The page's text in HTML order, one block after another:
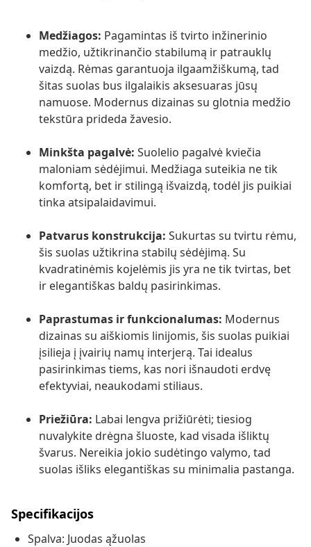
Medžiagos: Pagamintas iš tvirto inžinerinio
medžio, užtikrinančio stabilumą ir patrauklų
vaizdą. Rėmas garantuoja ilgaamžiškumą, tad
šitas suolas bus ilgalaikis aksesuaras jūsų
namuose. Modernus dizainas su glotnia medžio
tekstūra prideda žavesio.
Minkšta pagalvė: Suolelio pagalvė kviečia
maloniam sėdėjimui. Medžiaga suteikia ne tik
komfortą, bet ir stilingą išvaizdą, todėl jis puikiai
tinka atsipalaidavimui.
Patvarus konstrukcija: Sukurtas su tvirtu rėmu,
šis suolas užtikrina stabilų sėdėjimą. Su
kvadratinėmis kojelėmis jis yra ne tik tvirtas, bet
ir elegantiškas baldų pasirinkimas.
Paprastumas ir funkcionalumas: Modernus
dizainas su aiškiomis linijomis, šis suolas puikiai
įsilieja į įvairių namų interjerą. Tai idealus
pasirinkimas tiems, kas nori išnaudoti erdvę
efektyviai, neaukodami stiliaus.
Priežiūra: Labai lengva prižiūrėti; tiesiog
nuvalykite drėgna šluoste, kad visada išliktų
švarus. Nereikia jokio sudėtingo valymo, tad
suolas išliks elegantiškas su minimalia pastanga.
Specifikacijos
Spalva: Juodas ąžuolas